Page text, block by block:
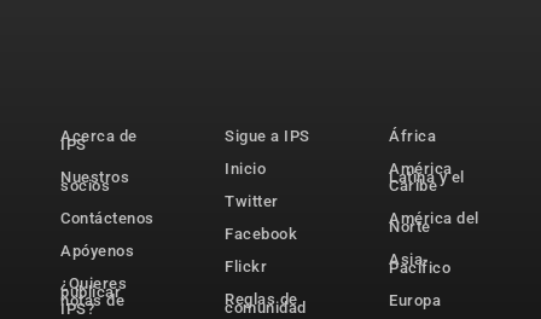
Acerca de
IPS
Nuestros
socios
Contáctenos
Apóyenos
¿Quieres
publicar
notas de
IPS?
Sigue a IPS
Inicio
Twitter
Facebook
Flickr
Reglas de
comunidad
África
América
Latina y el
Caribe
América del
Norte
Asia-
Pacífico
Europa